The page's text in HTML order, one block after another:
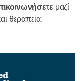
μαζί
θεραπεία.